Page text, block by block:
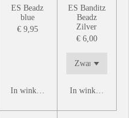
ES Beadz
blue
€ 9,95
In winkelwagen
ES Banditz
Beadz
Zilver
€ 6,00
In winkelwagen